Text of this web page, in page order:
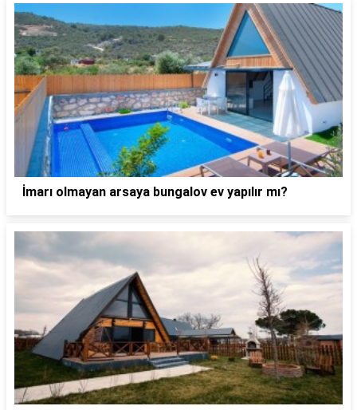
İmarı olmayan arsaya bungalov ev yapılır mı?